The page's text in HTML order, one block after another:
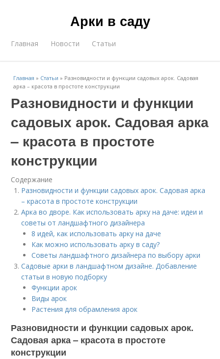
Арки в саду
Главная Новости Статьи
Главная » Статьи » Разновидности и функции садовых арок. Садовая
арка – красота в простоте конструкции
Разновидности и функции
садовых арок. Садовая арка
– красота в простоте
конструкции
Содержание
Разновидности и функции садовых арок. Садовая арка
– красота в простоте конструкции
Арка во дворе. Как использовать арку на даче: идеи и
советы от ландшафтного дизайнера
8 идей, как использовать арку на даче
Как можно использовать арку в саду?
Советы ландшафтного дизайнера по выбору арки
Садовые арки в ландшафтном дизайне. Добавление
статьи в новую подборку
Функции арок
Виды арок
Растения для обрамления арок
Разновидности и функции садовых арок.
Садовая арка – красота в простоте
конструкции